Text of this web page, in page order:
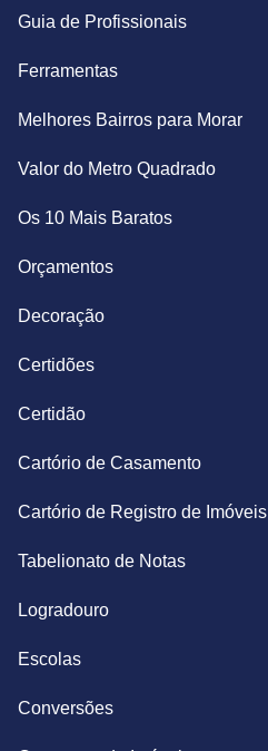
Guia de Profissionais
Ferramentas
Melhores Bairros para Morar
Valor do Metro Quadrado
Os 10 Mais Baratos
Orçamentos
Decoração
Certidões
Certidão
Cartório de Casamento
Cartório de Registro de Imóveis
Tabelionato de Notas
Logradouro
Escolas
Conversões